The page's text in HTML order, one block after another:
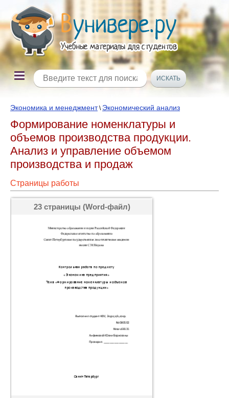
Экономика и менеджмент\ Экономический анализ
Формирование номенклатуры и
объемов производства продукции.
Анализ и управление объемом
производства и продаж
Страницы работы
23 страницы (Word-файл)